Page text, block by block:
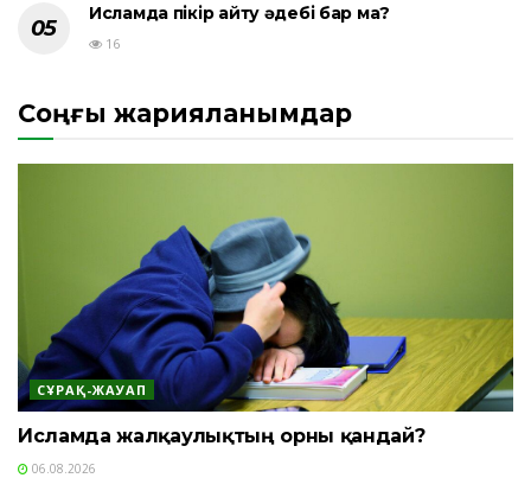
Исламда пікір айту әдебі бар ма?
16
Соңғы жарияланымдар
СҰРАҚ-ЖАУАП
Исламда жалқаулықтың орны қандай?
06.08.2026